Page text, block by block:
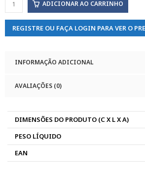
ADICIONAR AO CARRINHO
REGISTRE OU FAÇA LOGIN PARA VER O
INFORMAÇÃO ADICIONAL
AVALIAÇÕES (0)
DIMENSÕES DO PRODUTO (C X L X A)
PESO LÍQUIDO
EAN